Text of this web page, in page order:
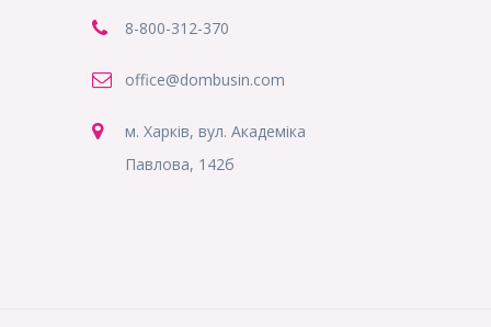
8-800-312-370
office@dombusin.com
м. Харків, вул. Академіка
Павлова, 142б